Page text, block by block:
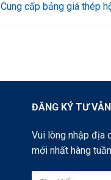
Cung cấp bảng giá thép
ĐĂNG KÝ TƯ
Vui lòng nhập địa
mới nhất hàng tuần